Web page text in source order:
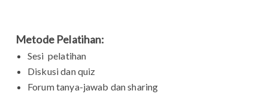
Metode Pelatihan:
Sesi pelatihan
Diskusi dan quiz
Forum tanya-jawab dan sharing